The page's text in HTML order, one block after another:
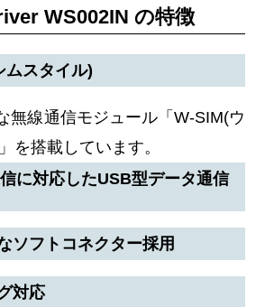
WS002IN の特徴
ムスタイル)
無線通信モジュール「W-SIM(ウ
を搭載しています。
に対応したUSB型データ通信
ソフトコネクター採用
対応